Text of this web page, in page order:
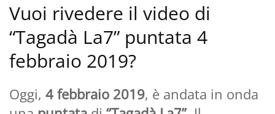
Vuoi rivedere il video di
“Tagadà La7” puntata 4
febbraio 2019?
Oggi, 4 febbraio 2019, è andata in onda